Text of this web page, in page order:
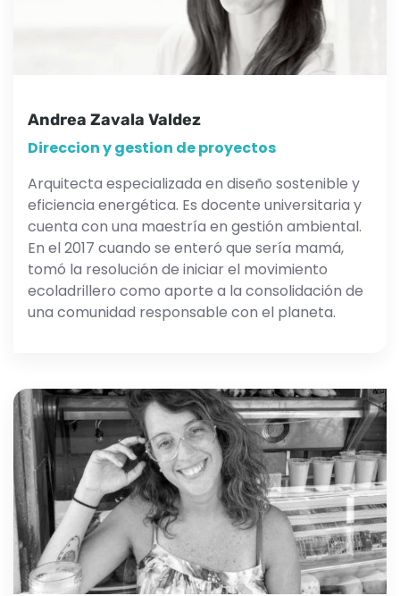
Andrea Zavala Valdez
Direccion y gestion de proyectos
Arquitecta especializada en diseño sostenible y
eficiencia energética. Es docente universitaria y
cuenta con una maestría en gestión ambiental.
En el 2017 cuando se enteró que sería mamá,
tomó la resolución de iniciar el movimiento
ecoladrillero como aporte a la consolidación de
una comunidad responsable con el planeta.